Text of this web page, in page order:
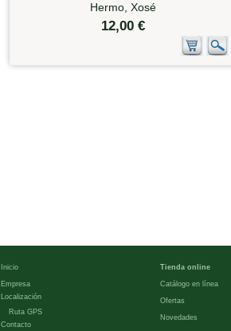
Hermo, Xosé
12,00 €
Inicio
Empresa
Localización
Ruta GPS
Contacto
Tienda online
Catálogo en línea
Ofertas
Novedades